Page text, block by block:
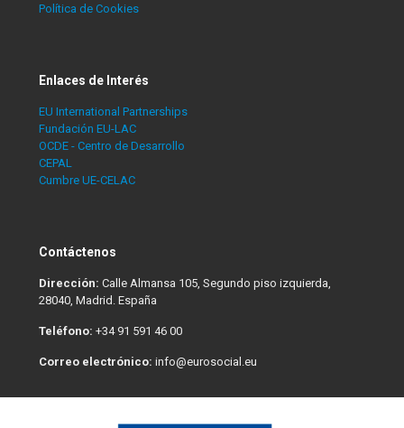
Política de Cookies
Enlaces de Interés
EU International Partnerships
Fundación EU-LAC
OCDE - Centro de Desarrollo
CEPAL
Cumbre UE-CELAC
Contáctenos
Dirección: Calle Almansa 105, Segundo piso izquierda,
28040, Madrid. España
Teléfono: +34 91 591 46 00
Correo electrónico: info@eurosocial.eu